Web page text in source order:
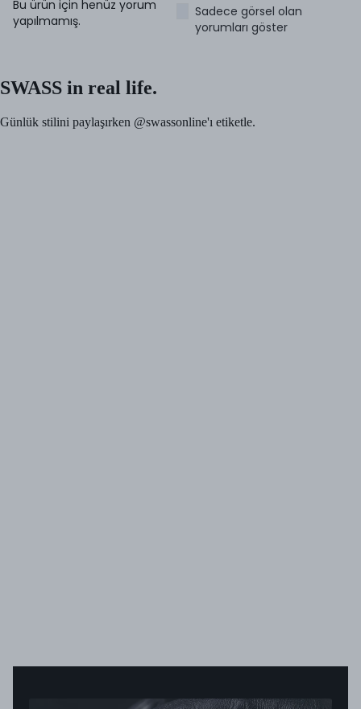
Bu ürün için henüz yorum
yapılmamış.
Sadece görsel olan
yorumları göster